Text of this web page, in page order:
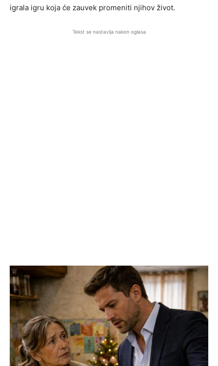
igrala igru koja će zauvek promeniti njihov život.
Tekst se nastavlja nakon oglasa